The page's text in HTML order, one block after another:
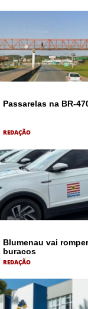
Passarelas na BR-
REDAÇÃO
Blumenau vai
buracos
REDAÇÃO